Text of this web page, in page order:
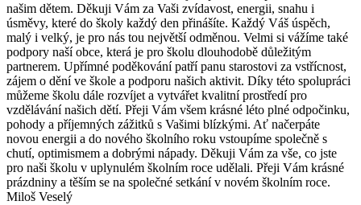
našim dětem. Děkuji Vám za Vaši zvídavost, energii, snahu i
úsměvy, které do školy každý den přinášíte. Každý Váš úspěch,
malý i velký, je pro nás tou největší odměnou. Velmi si vážíme také
podpory naší obce, která je pro školu dlouhodobě důležitým
partnerem. Upřímné poděkování patří panu starostovi za vstřícnost,
zájem o dění ve škole a podporu našich aktivit. Díky této spolupráci
můžeme školu dále rozvíjet a vytvářet kvalitní prostředí pro
vzdělávání našich dětí. Přeji Vám všem krásné léto plné odpočinku,
pohody a příjemných zážitků s Vašimi blízkými. Ať načerpáte
novou energii a do nového školního roku vstoupíme společně s
chutí, optimismem a dobrými nápady. Děkuji Vám za vše, co jste
pro naši školu v uplynulém školním roce udělali. Přeji Vám krásné
prázdniny a těším se na společné setkání v novém školním roce.
Miloš Veselý